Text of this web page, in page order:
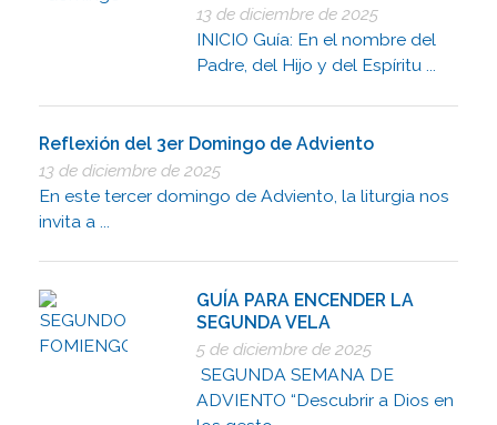
13 de diciembre de 2025
INICIO Guía: En el nombre del
Padre, del Hijo y del Espíritu ...
Reflexión del 3er Domingo de Adviento
13 de diciembre de 2025
En este tercer domingo de Adviento, la liturgia nos
invita a ...
GUÍA PARA ENCENDER LA
SEGUNDA VELA
5 de diciembre de 2025
SEGUNDA SEMANA DE
ADVIENTO “Descubrir a Dios en